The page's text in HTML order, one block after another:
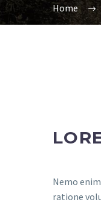
Home
Nemo
ratione